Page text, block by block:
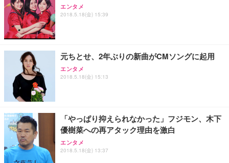
エンタメ
2018.5.18(金) 15:39
元ちとせ、2年ぶりの新曲がCMソングに起用
エンタメ
2018.5.18(金) 15:13
「やっぱり抑えられなかった」フジモン、木下
優樹菜への再アタック理由を激白
エンタメ
2018.5.18(金) 13:37